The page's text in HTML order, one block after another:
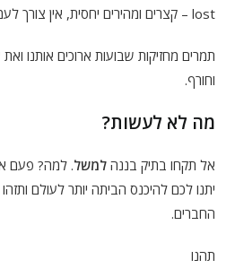
lost – קצרים ומהירים יחסית, אין צורך לעמוד ולהכין סנדביצ'ים.
תמרים מחזיקות שבועות ארוכים אותנו
וחורף.
מה לא לעשות?
אל תקחו בתיק בננהלמשל. למה? פעם
יתנו לכם להיכנס הביתה יותר לעולם
החברים.
תהנו